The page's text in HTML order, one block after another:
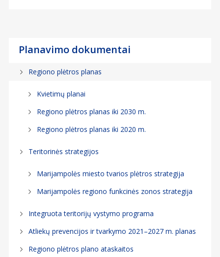
Planavimo dokumentai
Regiono plėtros planas
Kvietimų planai
Regiono plėtros planas iki 2030 m.
Regiono plėtros planas iki 2020 m.
Teritorinės strategijos
Marijampolės miesto tvarios plėtros strategija
Marijampolės regiono funkcinės zonos strategija
Integruota teritorijų vystymo programa
Atliekų prevencijos ir tvarkymo 2021–2027 m. planas
Regiono plėtros plano ataskaitos